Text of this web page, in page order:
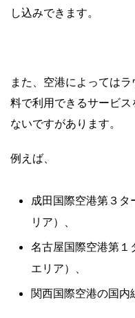
し込みできます。
また、空港によっては
料で利用できるサービ
ないですがあります。
例えば、
成田国際空港第３タ
リア）、
名古屋国際空港第１
エリア）、
関西国際空港の国内